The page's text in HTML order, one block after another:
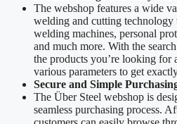
The webshop features a wide
welding and cutting
welding machines, personal
and much more. With the
the products you’re looking for
various parameters to get
Secure and Simple
The Über Steel webshop is
seamless purchasing process.